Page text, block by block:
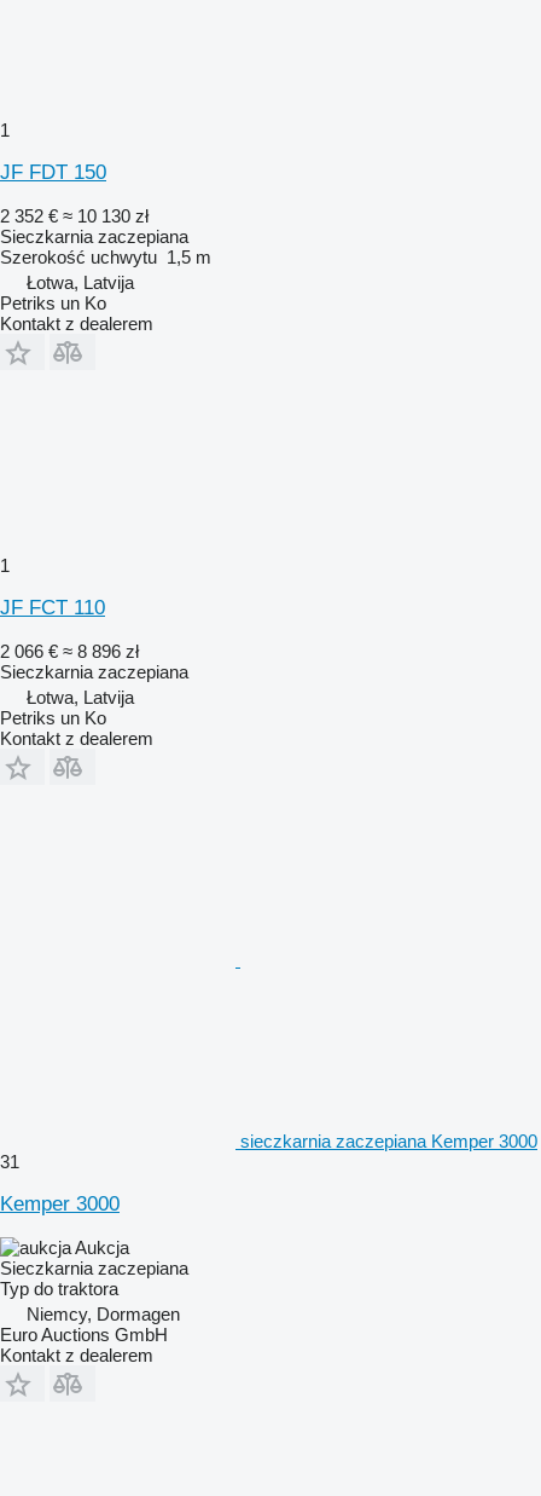
1
JF FDT 150
2 352 € ≈ 10 130 zł
Sieczkarnia zaczepiana
Szerokość uchwytu 1,5 m
Łotwa, Latvija
Petriks un Ko
Kontakt z dealerem
1
JF FCT 110
2 066 € ≈ 8 896 zł
Sieczkarnia zaczepiana
Łotwa, Latvija
Petriks un Ko
Kontakt z dealerem
sieczkarnia zaczepiana Kemper 3000
31
Kemper 3000
Aukcja
Sieczkarnia zaczepiana
Typ do traktora
Niemcy, Dormagen
Euro Auctions GmbH
Kontakt z dealerem